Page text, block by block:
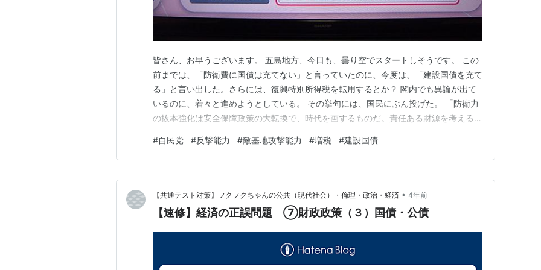
皆さん、お早うございます。 五島地方、今日も、曇り空でスタートしそうです。 この
前までは、「防衛費に国債は充てない」と言っていたのに、今度は、「建設国債を充て
る」と言い出した。さらには、復興特別所得税を転用するとか？ 閣内でも異論が出て
いるのに、着々と進めようとしている。 その挙句には、国民にぶん投げた。 「防衛力
の抜本強化は安全保障政策の大転換で、時代を画するものだ。責任ある財源を考えるべ
岸田 自分の責任は、政治家の責任は、どこにやったんだよ。 前後不明、支離滅裂。 経
過も内容も説明せずに、財源のことを国民の責任と…
#自民党 #反撃能力 #敵基地攻撃能力 #増税 #建設国債
【共通テスト対策】フクフクちゃんの公共（現代社会）・倫理・政治・経済 • 4年前
【速修】経済の正誤問題 ⑦財政政策（３）国債・公債